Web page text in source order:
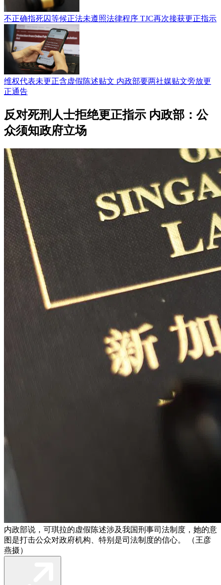
不正确指死囚等候正法未遵照法律程序 TJC再次接获更正指示
维权代表未更正含虚假陈述贴文 内政部要两社媒贴文旁放更
正通告
反对死刑人士拒绝更正指示 内政部：公
众须知政府立场
内政部说，可琪拉的虚假陈述涉及我国刑事司法制度，她的意
图是打击公众对政府机构、特别是司法制度的信心。 （王彦
燕摄）